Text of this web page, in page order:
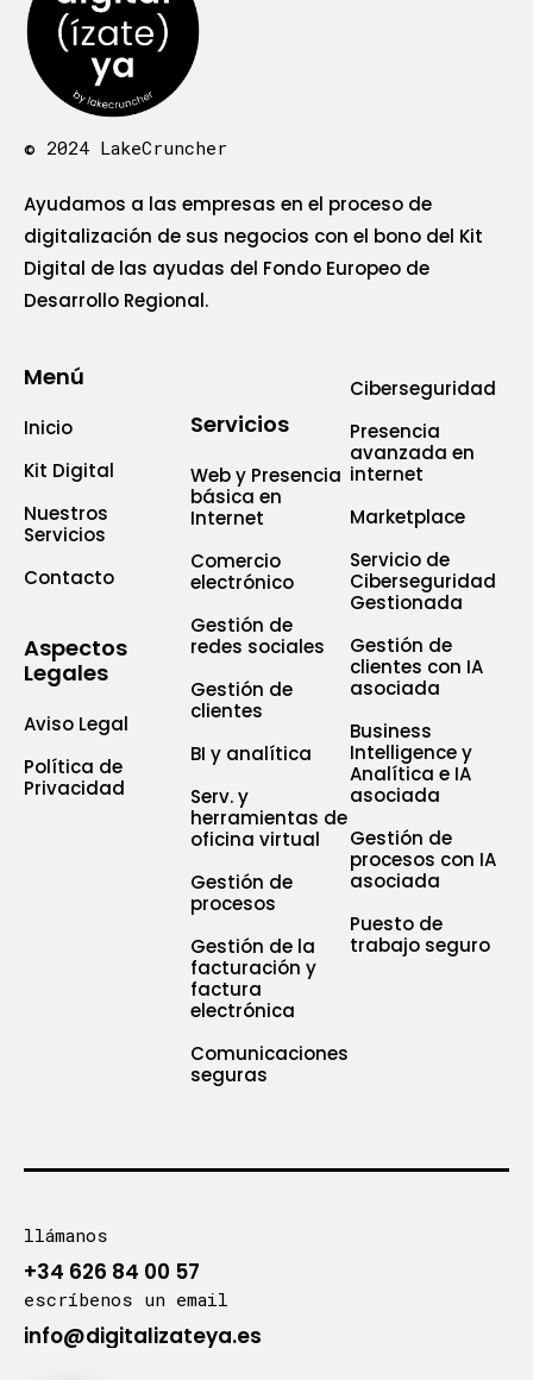
© 2024 LakeCruncher
Ayudamos a las empresas en el proceso de
digitalización de sus negocios con el bono del Kit
Digital de las ayudas del Fondo Europeo de
Desarrollo Regional.
Menú
Inicio
Kit Digital
Nuestros
Servicios
Contacto
Aspectos
Legales
Aviso Legal
Política de
Privacidad
Servicios
Web y Presencia
básica en
Internet
Comercio
electrónico
Gestión de
redes sociales
Gestión de
clientes
BI y analítica
Serv. y
herramientas de
oficina virtual
Gestión de
procesos
Gestión de la
facturación y
factura
electrónica
Comunicaciones
seguras
Ciberseguridad
Presencia
avanzada en
internet
Marketplace
Servicio de
Ciberseguridad
Gestionada
Gestión de
clientes con IA
asociada
Business
Intelligence y
Analítica e IA
asociada
Gestión de
procesos con IA
asociada
Puesto de
trabajo seguro
llámanos
+34 626 84 00 57
escríbenos un email
info@digitalizateya.es